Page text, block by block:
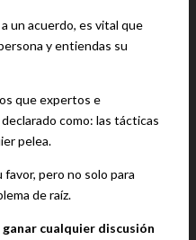
un acuerdo, es vital que
y entiendas su
que expertos e
como: las tácticas
pelea.
pero no solo para
de raíz.
cualquier discusión